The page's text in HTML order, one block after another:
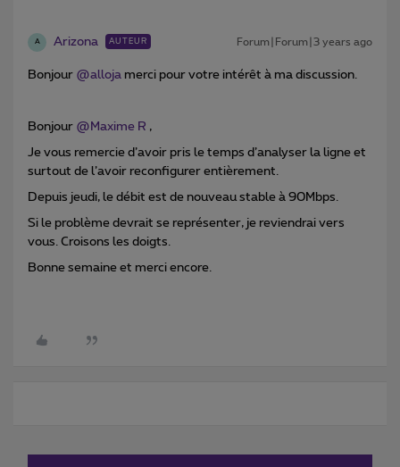
A Arizona AUTEUR Forum|Forum|3 years ago
Bonjour @alloja merci pour votre intérêt à ma discussion.
Bonjour @Maxime R ,
Je vous remercie d’avoir pris le temps d’analyser la ligne et
surtout de l’avoir reconfigurer entièrement.
Depuis jeudi, le débit est de nouveau stable à 90Mbps.
Si le problème devrait se représenter, je reviendrai vers
vous. Croisons les doigts.
Bonne semaine et merci encore.